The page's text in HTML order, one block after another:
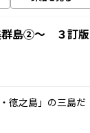
島②～ ３訂版
徳之島」の三島だ